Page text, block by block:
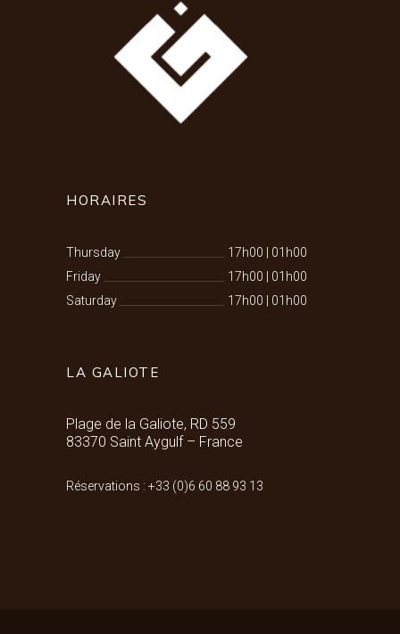
HORAIRES
Thursday 17h00
01h00
Friday
17h00
01h00
Saturday
17h00 01h00
LA GALIOTE
Plage de la Galiote, RD 559
83370 Saint Aygulf – France
Réservations : +33 (0)6 60 88 93 13